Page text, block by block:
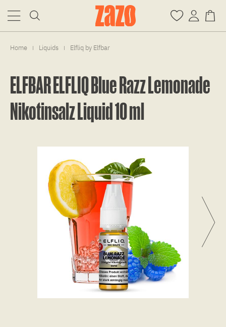
Home | Liquids | Elfliq by Elfbar
ELFBAR ELFLIQ Blue Razz Lemonade
Nikotinsalz Liquid 10 ml